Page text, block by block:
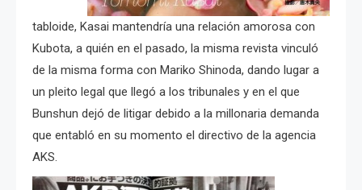
tabloide, Kasai mantendría una relación amorosa con
Kubota, a quién en el pasado, la misma revista vinculó
de la misma forma con Mariko Shinoda, dando lugar a
un pleito legal que llegó a los tribunales y en el que
Bunshun dejó de litigar debido a la millonaria demanda
que entabló en su momento el directivo de la agencia
AKS.